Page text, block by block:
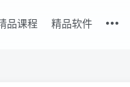
品课程 精品软件